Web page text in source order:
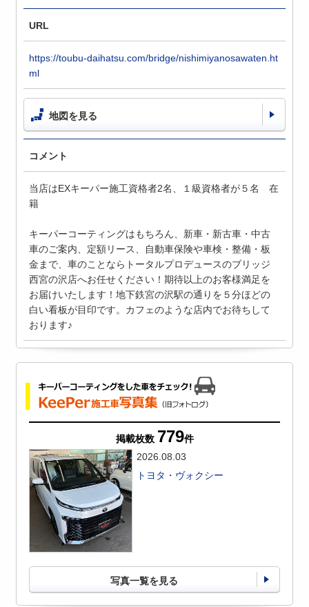
URL
https://toubu-daihatsu.com/bridge/nishimiyanosawaten.ht
ml
地図を見る
コメント
当店はEXキーパー施工資格者2名、１級資格者が５名 在
籍
キーパーコーティングはもちろん、新車・新古車・中古
車のご案内、定額リース、自動車保険や車検・整備・板
金まで、車のことならトータルプロデュースのブリッジ
西宮の沢店へお任せください！期待以上のお客様満足を
お届けいたします！地下鉄宮の沢駅の通りを５分ほどの
白い看板が目印です。カフェのような店内でお待ちして
おります♪
掲載枚数 779件
2026.08.03
トヨタ・ヴォクシー
写真一覧を見る